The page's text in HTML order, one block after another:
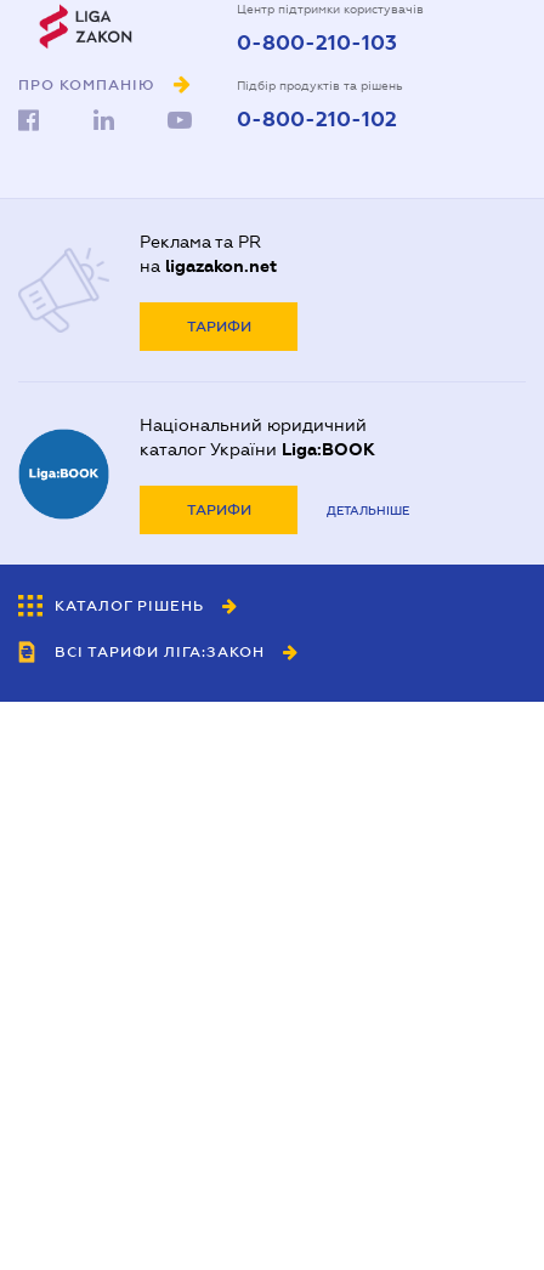
ПРО КОМПАНІЮ
Центр підтримки користувачів
0-800-210-103
Підбір продуктів та рішень
0-800-210-102
Реклама та PR
на ligazakon.net
ТАРИФИ
Національний юридичний
каталог України Liga:BOOK
ТАРИФИ ДЕТАЛЬНІШЕ
КАТАЛОГ РІШЕНЬ
ВСІ ТАРИФИ ЛІГА:ЗАКОН